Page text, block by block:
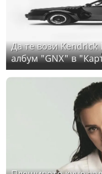
Да те вози
албум "GNX" в